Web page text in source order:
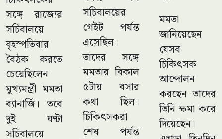
সঙ্গে রাজ্যের
সচিবালয়ে
বৃহস্পতিবার
বৈঠক করতে
চেয়েছিলেন
মুখ্যমন্ত্রী মমতা
ব্যানার্জি। তবে
দুই ঘণ্টা
সচিবালয়ে
সচিবালয়ের
গেইট পর্যন্ত
এসেছিল।
তাদের সঙ্গে
মমতার বিকাল
৫টায় বসার
কথা ছিল।
চিকিৎসকরা
শেষ পর্যন্ত
মমতা
জানিয়েছেন
যেসব
চিকিৎসক
আন্দোলন
করছেন তাদের
তিনি ক্ষমা করে
দিয়েছেন।